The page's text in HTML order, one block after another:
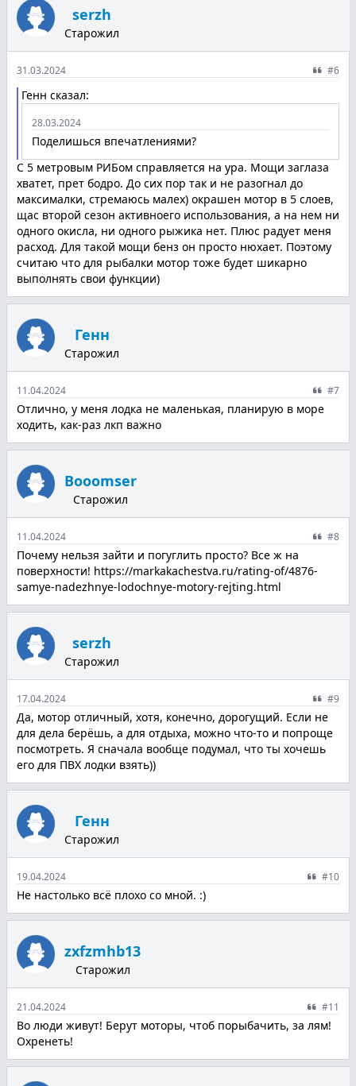
serzh
Старожил
31.03.2024 #6
Генн сказал:
28.03.2024
Поделишься впечатлениями?
С 5 метровым РИБом справляется на ура. Мощи заглаза
хватет, прет бодро. До сих пор так и не разогнал до
максималки, стремаюсь малех) окрашен мотор в 5 слоев,
щас второй сезон активноего использования, а на нем ни
одного окисла, ни одного рыжика нет. Плюс радует меня
расход. Для такой мощи бенз он просто нюхает. Поэтому
считаю что для рыбалки мотор тоже будет шикарно
выполнять свои функции)
Генн
Старожил
11.04.2024 #7
Отлично, у меня лодка не маленькая, планирую в море
ходить, как-раз лкп важно
Booomser
Старожил
11.04.2024 #8
Почему нельзя зайти и погуглить просто? Все ж на
поверхности! https://markakachestva.ru/rating-of/4876-
samye-nadezhnye-lodochnye-motory-rejting.html
serzh
Старожил
17.04.2024 #9
Да, мотор отличный, хотя, конечно, дорогущий. Если не
для дела берёшь, а для отдыха, можно что-то и попроще
посмотреть. Я сначала вообще подумал, что ты хочешь
его для ПВХ лодки взять))
Генн
Старожил
19.04.2024 #10
Не настолько всё плохо со мной. :)
zxfzmhb13
Старожил
21.04.2024 #11
Во люди живут! Берут моторы, чтоб порыбачить, за лям!
Охренеть!